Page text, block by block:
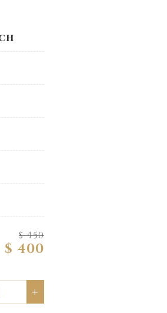
$ 450
$ 400
+